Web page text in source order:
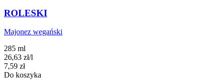
ROLESKI
Majonez wegański
285 ml
26,63 zł/l
Cena
7,59 zł
Do koszyka